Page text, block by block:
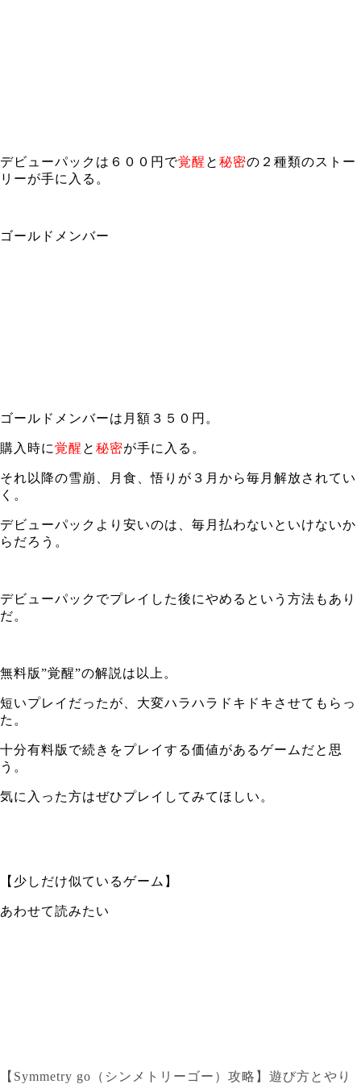
デビューパックは６００円で覚醒 と 秘密の２種類のストー
リーが手に入る。
ゴールドメンバー
ゴールドメンバーは月額３５０円。
購入時に覚醒 と 秘密が手に入る。
それ以降の雪崩、月食、悟りが３月から毎月解放されてい
く。
デビューパックより安いのは、毎月払わないといけないか
らだろう。
デビューパックでプレイした後にやめるという方法もあり
だ。
無料版”覚醒”の解説は以上。
短いプレイだったが、大変ハラハラドキドキさせてもらっ
た。
十分有料版で続きをプレイする価値があるゲームだと思
う。
気に入った方はぜひプレイしてみてほしい。
【少しだけ似ているゲーム】
あわせて読みたい
【Symmetry go（シンメトリーゴー）攻略】遊び方とやり